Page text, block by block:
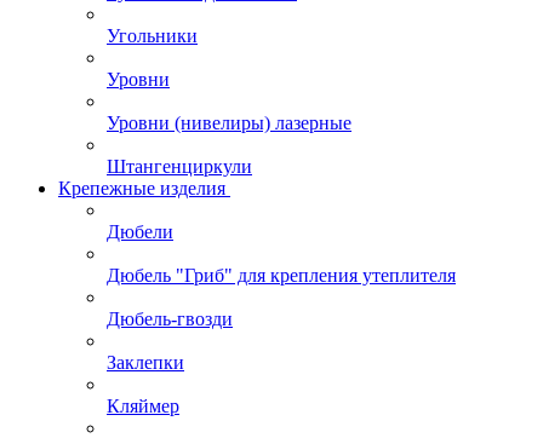
Угольники
Уровни
Уровни (нивелиры) лазерные
Штангенциркули
Крепежные изделия
Дюбели
Дюбель "Гриб" для крепления утеплителя
Дюбель-гвозди
Заклепки
Кляймер